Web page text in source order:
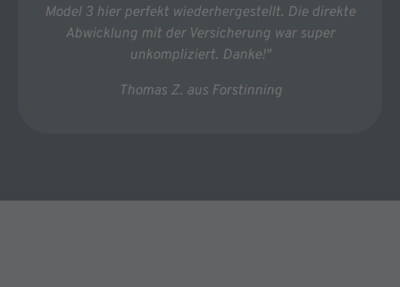
Model 3 hier perfekt wiederhergestellt. Die direkte
Abwicklung mit der Versicherung war super
unkompliziert. Danke!"
Thomas Z. aus Forstinning